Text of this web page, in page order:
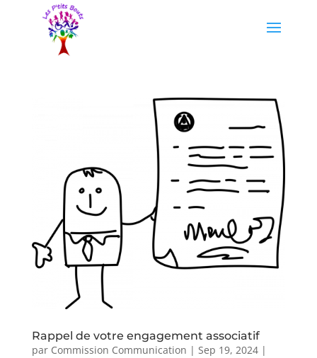
Rappel de votre engagement associatif
par Commission Communication | Sep 19, 2024|